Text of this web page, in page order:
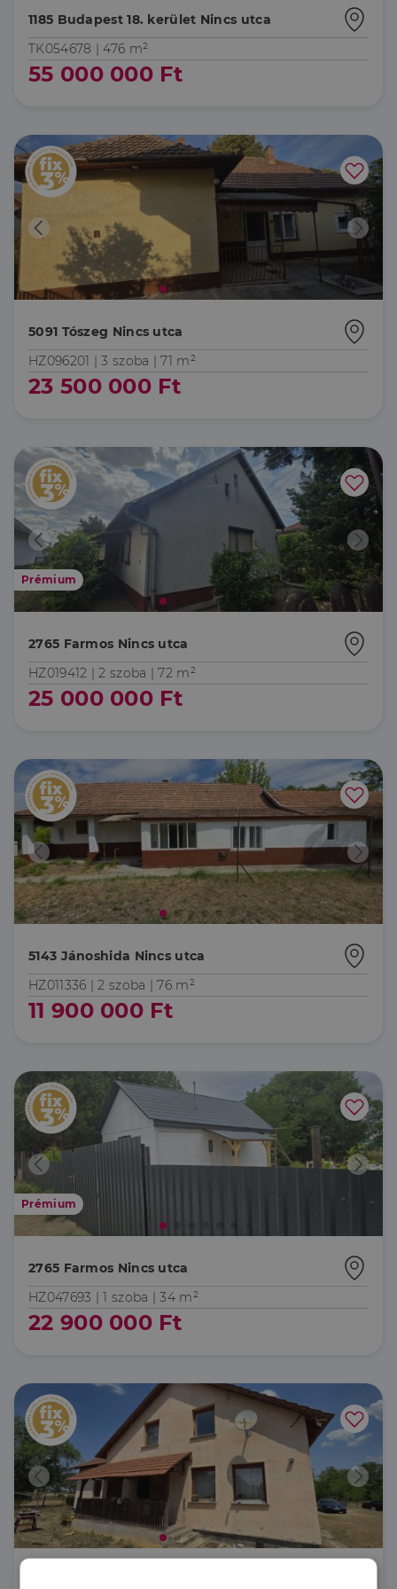
1185 Budapest 18. kerület Nincs utca
TK054678 |476 m²
55 000 000 Ft
5091 Tószeg Nincs utca
HZ096201 |3 szoba | 71 m²
23 500 000 Ft
Prémium
2765 Farmos Nincs utca
HZ019412 |2 szoba | 72 m²
25 000 000 Ft
5143 Jánoshida Nincs utca
HZ011336 |2 szoba | 76 m²
11 900 000 Ft
Prémium
2765 Farmos Nincs utca
HZ047693 |1 szoba | 34 m²
22 900 000 Ft